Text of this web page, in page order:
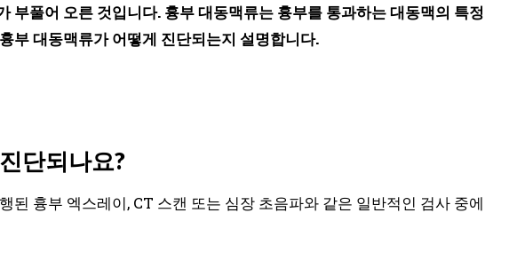
부풀어 오른 것입니다. 흉부 대동맥류는 흉부를 통과하는 대동맥의 특정
부 대동맥류가 어떻게 진단되는지 설명합니다.
단되나요?
된 흉부 엑스레이, CT 스캔 또는 심장 초음파와 같은 일반적인 검사 중에